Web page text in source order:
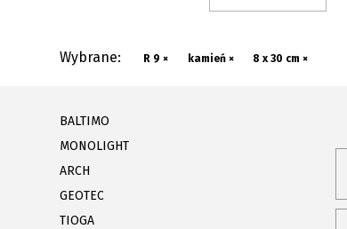
Wybrane: R 9 × kamień × 8 x 30 cm ×
BALTIMO
MONOLIGHT
ARCH
GEOTEC
TIOGA